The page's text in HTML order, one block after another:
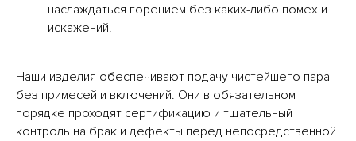
наслаждаться горением без каких-либо помех и
искажений.
Наши изделия обеспечивают подачу чистейшего пара
без примесей и включений. Они в обязательном
порядке проходят сертификацию и тщательный
контроль на брак и дефекты перед непосредственной